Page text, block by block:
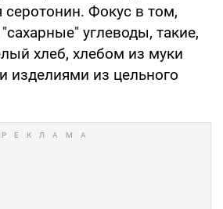
серотонин. Фокус в том,
углеводы, такие,
хлеб, хлебом из муки
изделиями из цельного